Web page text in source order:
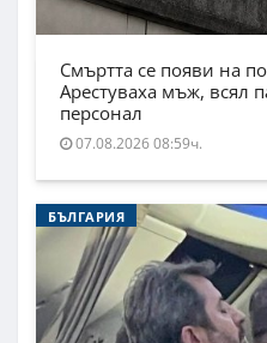
Смъртта се появи на
Арестуваха мъж, всял
персонал
07.08.2026 08:59ч.
БЪЛГАРИЯ